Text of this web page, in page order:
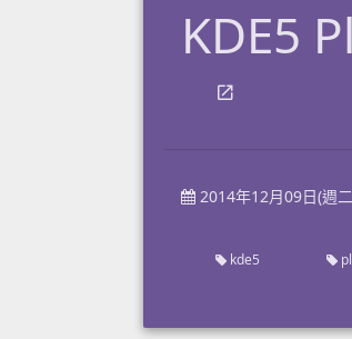
KDE5
2014年12月09日(週
kde5